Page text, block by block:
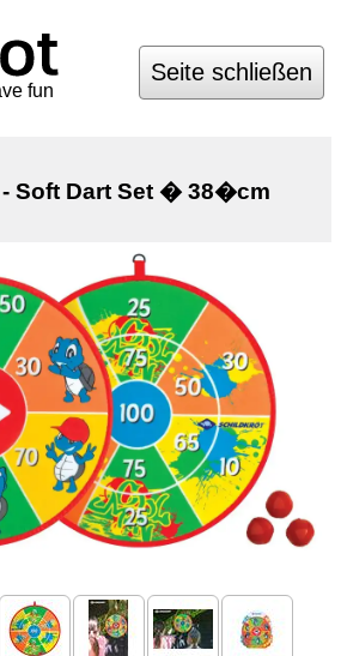
fun
Seite schließen
Soft Dart Set � 38�cm